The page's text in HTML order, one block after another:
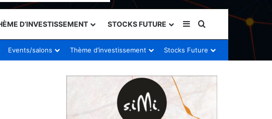
D’INVESTISSEMENT STOCKS FUTURE Sidebar (barre
Rechercher
Events/salons Thème d’investissement Stocks Future